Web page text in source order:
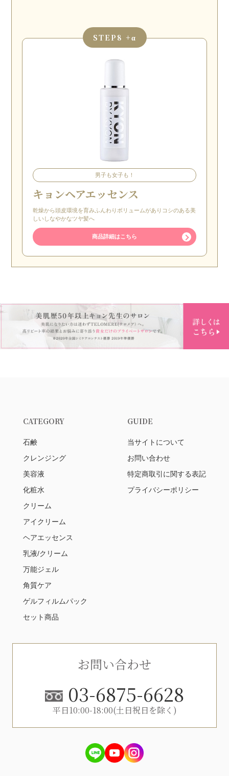
STEP 8 +α
男子も女子も！
キョンヘアエッセンス
乾燥から頭皮環境を育みふんわりボリュームがありコシのある美
しいしなやかなツヤ髪へ
商品詳細はこちら
お問い合わせ
03-6875-6628
平日10:00-18:00(土日祝日を除く)
CATEGORY
石鹸
クレンジング
美容液
化粧水
クリーム
アイクリーム
ヘアエッセンス
乳液/クリーム
万能ジェル
角質ケア
ゲルフィルムパック
セット商品
GUIDE
当サイトについて
お問い合わせ
特定商取引に関する表記
プライバシーポリシー